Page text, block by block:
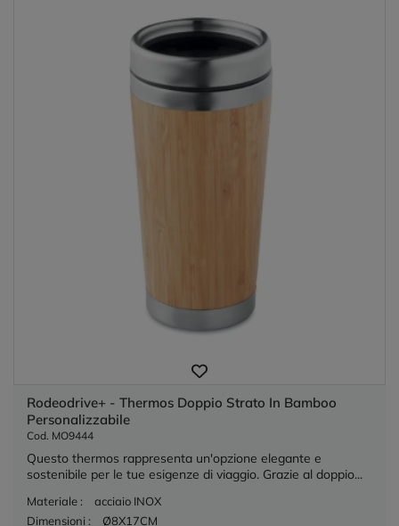
Rodeodrive+ - Thermos Doppio Strato In Bamboo
Personalizzabile
Cod. MO9444
Questo thermos rappresenta un'opzione elegante e
sostenibile per le tue esigenze di viaggio. Grazie al doppio...
Materiale :
acciaio INOX
Dimensioni :
Ø8X17CM